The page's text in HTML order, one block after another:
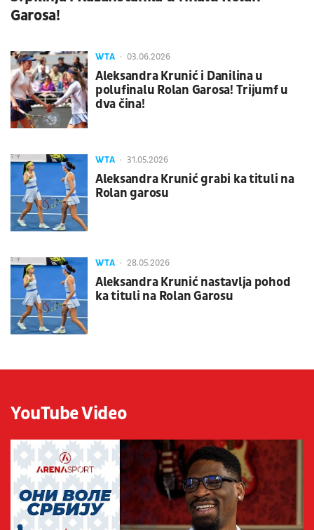
Garosa!
WTA 03.06.2026
Aleksandra Krunić i Danilina u
polufinalu Rolan Garosa! Trijumf u
dva čina!
WTA 31.05.2026
Aleksandra Krunić grabi ka tituli na
Rolan garosu
WTA 28.05.2026
Aleksandra Krunić nastavlja pohod
ka tituli na Rolan Garosu
YouTube Video